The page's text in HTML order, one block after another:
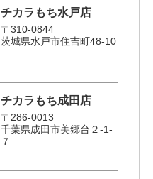
チカラもち水戸店
〒310-0844
茨城県水戸市住吉町48-10
チカラもち成田店
〒286-0013
千葉県成田市美郷台２‐1‐
７